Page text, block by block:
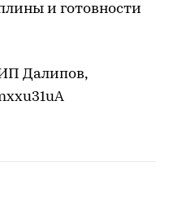
и готовности
Далипов,